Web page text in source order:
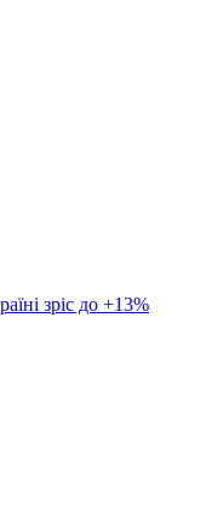
зріс до +13%